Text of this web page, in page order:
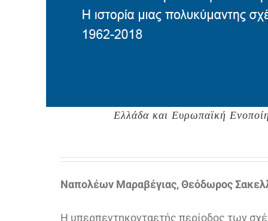
Ελλάδα και Ευρωπαϊκή
Ναπολέων Μαραβέγιας, Θεόδωρος
Η υπερπεντηκονταετής περίοδος των